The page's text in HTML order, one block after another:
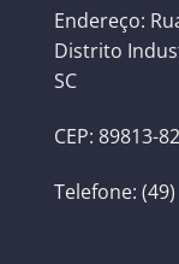
Endereço:
Distrito
SC
CEP: 89813-
Telefone: